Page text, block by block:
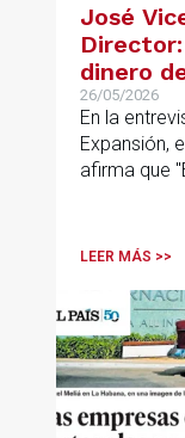
José
dinero
26/05/2026
En la
Expansión,
afirma que
tenemos y
LEER MÁS >>